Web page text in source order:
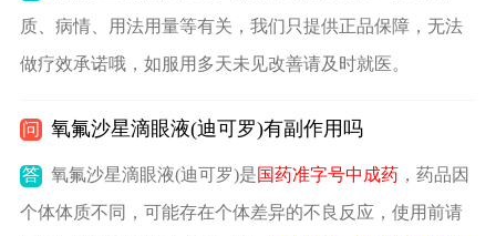
质、病情、用法用量等有关，我们只提供正品保障，无法
做疗效承诺哦，如服用多天未见改善请及时就医。
问 氧氟沙星滴眼液(迪可罗)有副作用吗
答 氧氟沙星滴眼液(迪可罗)是国药准字号中成药，药品因
个体体质不同，可能存在个体差异的不良反应，使用前请